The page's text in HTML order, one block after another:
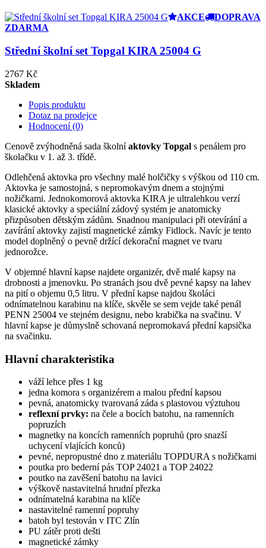
AKCE
DOPRAVA
ZDARMA
Střední školní set Topgal KIRA 25004 G
2767 Kč
Skladem
Popis produktu
Dotaz na prodejce
Hodnocení (0)
Cenově zvýhodněná sada školníaktovky Topgal s penálem pro
školačku v 1. až 3. třídě.
Odlehčená aktovka pro všechny malé holčičky s výškou od 110 cm.
Aktovka je samostojná, s nepromokavým dnem a stojnými
nožičkami. Jednokomorová aktovka KIRA je ultralehkou verzí
klasické aktovky a speciální zádový systém je anatomicky
přizpůsoben dětským zádům. Snadnou manipulaci při otevírání a
zavírání aktovky zajistí magnetické zámky Fidlock. Navíc je tento
model doplněný o pevně držící dekorační magnet ve tvaru
jednorožce.
V objemné hlavní kapse najdete organizér, dvě malé kapsy na
drobnosti a jmenovku. Po stranách jsou dvě pevné kapsy na lahev
na pití o objemu 0,5 litru. V přední kapse najdou školáci
odnímatelnou karabinu na klíče, skvěle se sem vejde také penál
PENN 25004 ve stejném designu, nebo krabička na svačinu. V
hlavní kapse je důmyslně schovaná nepromokavá přední kapsička
na svačinku.
Hlavní charakteristika
váží lehce přes 1 kg
jedna komora s organizérem a malou přední kapsou
pevná, anatomicky tvarovaná záda s plastovou výztuhou
reflexní prvky: na čele a bocích batohu, na ramenních
popruzích
magnetky na koncích ramenních popruhů (pro snazší
uchycení vlajících konců)
pevné, nepropustné dno z materiálu TOPDURA s nožičkami
poutka pro bederní pás TOP 24021 a TOP 24022
poutko na zavěšení batohu na lavici
výškově nastavitelná hrudní přezka
odnímatelná karabina na klíče
nastavitelné ramenní popruhy
batoh byl testován v ITC Zlín
PU zátěr proti dešti
magnetické zámky